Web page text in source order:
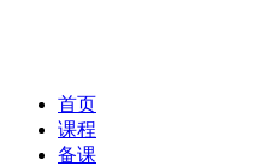
首页
课程
备课